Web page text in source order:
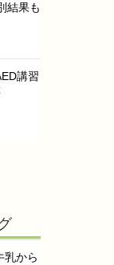
結果も
講習
乳から